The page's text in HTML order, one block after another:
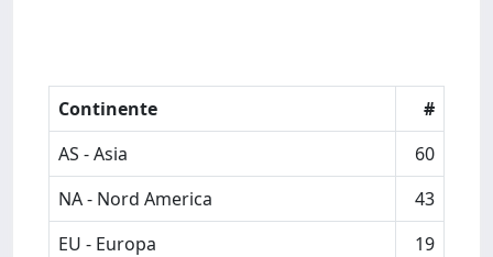
Continente
#
AS - Asia
60
NA - Nord America
43
EU - Europa
19